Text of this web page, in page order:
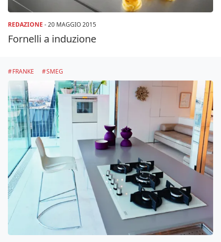
REDAZIONE -20 MAGGIO 2015
Fornelli a induzione
FRANKE SMEG